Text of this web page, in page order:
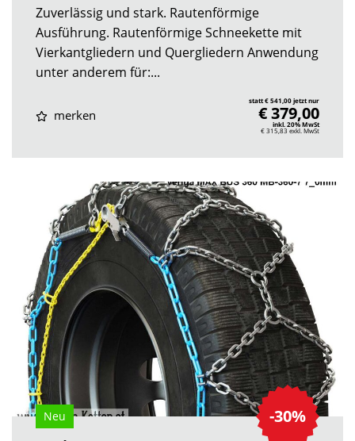
Zuverlässig und stark. Rautenförmige
Ausführung. Rautenförmige Schneekette mit
Vierkantgliedern und Quergliedern Anwendung
unter anderem für:...
merken
statt € 541,00 jetzt nur
€ 379,00
inkl. 20% MwSt
€ 315,83 exkl. MwSt
-30%
Neu